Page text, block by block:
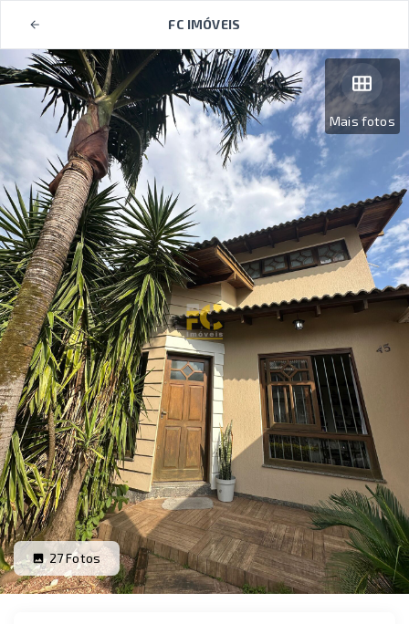
FC IMÓVEIS
Mais fotos
27Fotos